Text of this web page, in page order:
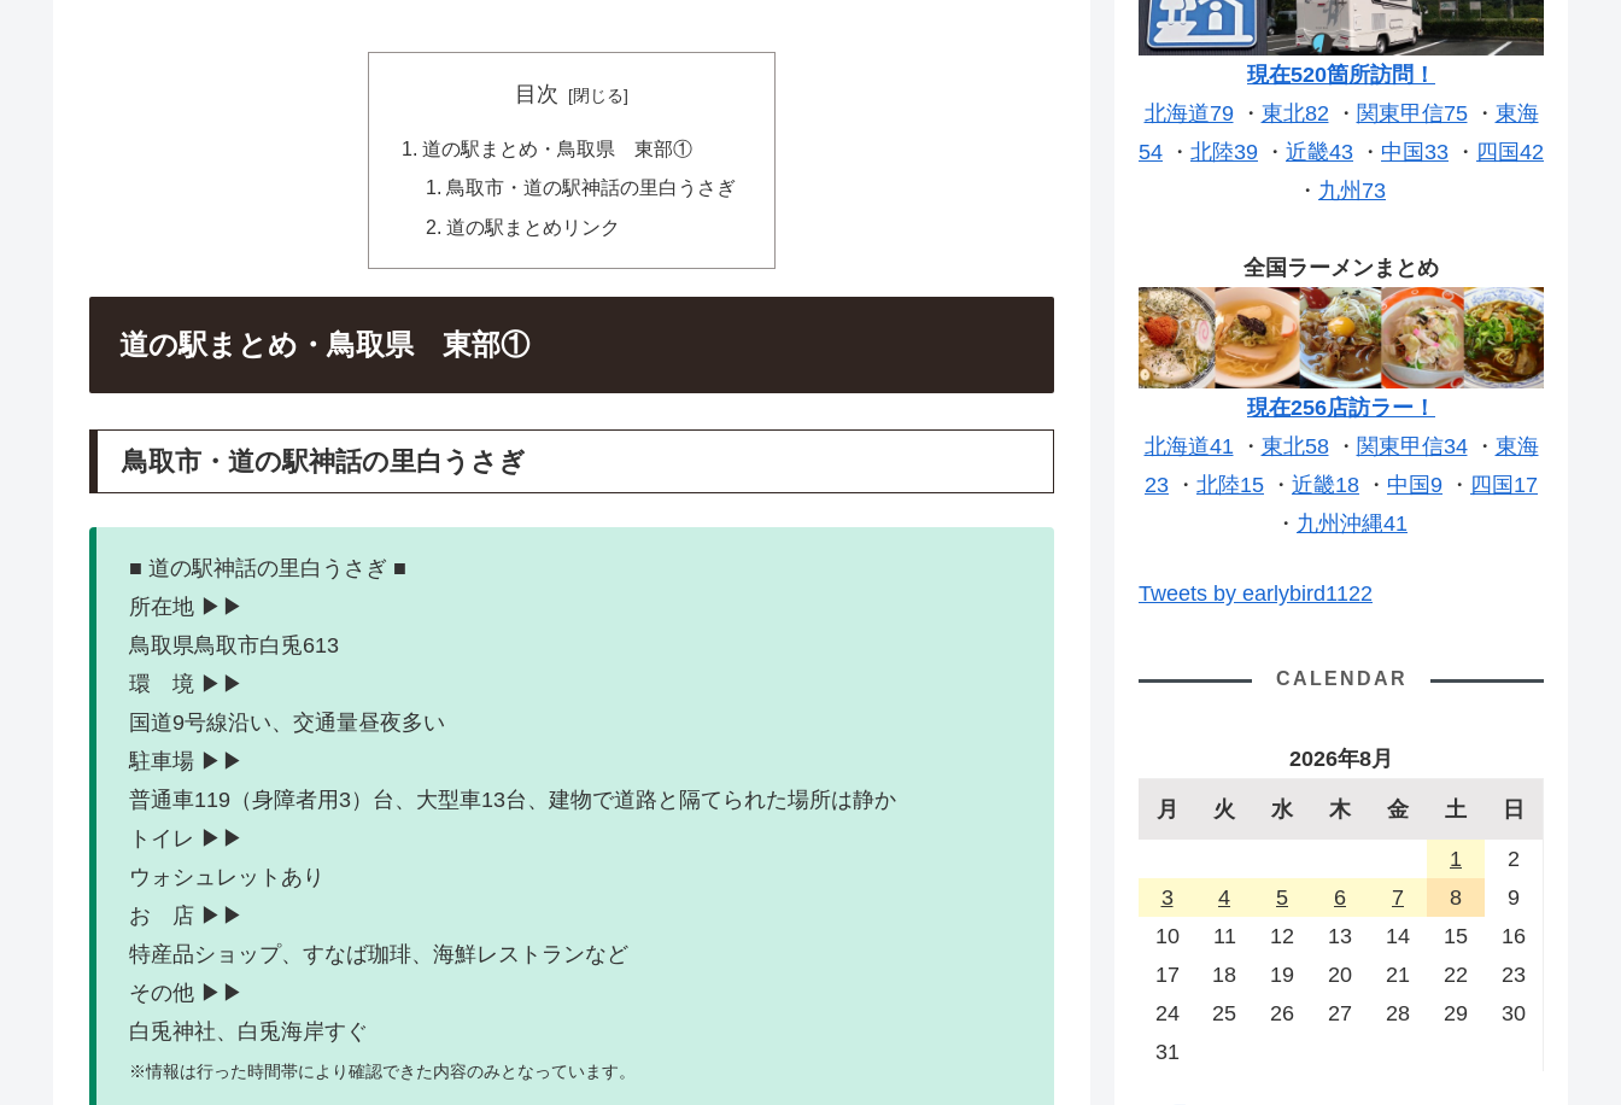
目次
道の駅まとめ・鳥取県 東部①
鳥取市・道の駅神話の里白うさぎ
道の駅まとめリンク
道の駅まとめ・鳥取県 東部①
鳥取市・道の駅神話の里白うさぎ
■ 道の駅神話の里白うさぎ ■
所在地 ▶▶
鳥取県鳥取市白兎613
環 境 ▶▶
国道9号線沿い、交通量昼夜多い
駐車場 ▶▶
普通車119（身障者用3）台、大型車13台、建物で道路と隔てられた場所は静か
トイレ ▶▶
ウォシュレットあり
お 店 ▶▶
特産品ショップ、すなば珈琲、海鮮レストランなど
その他 ▶▶
白兎神社、白兎海岸すぐ
※情報は行った時間帯により確認できた内容のみとなっています。
現在520箇所訪問！
北海道79・ 東北82・ 関東甲信75・ 東海
54 ・ 北陸39 ・ 近畿43 ・ 中国33 ・ 四国42
・ 九州73
全国ラーメンまとめ
現在256店訪ラー！
北海道41・ 東北58・ 関東甲信34・ 東海
23 ・ 北陸15 ・ 近畿18 ・ 中国9 ・ 四国17
・ 九州沖縄41
Tweets by earlybird1122
CALENDAR
2026年8月
月 火 水 木 金 土 日
1
2
3
4 5 6 7 8
9
10
11 12 13 14 15
16
17
18 19 20 21 22
23
24
25 26 27 28 29
30
31